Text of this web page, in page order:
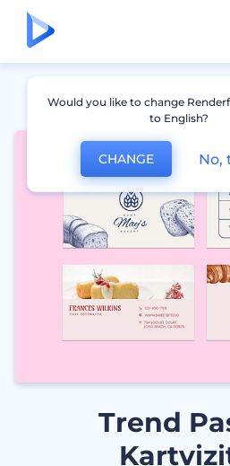
Trend
Would you like to change
to English?
CHANGE No,